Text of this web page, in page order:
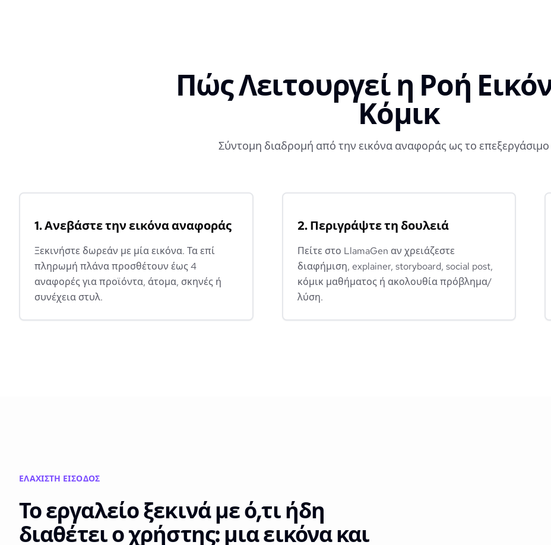
Πώς Λειτουργεί η Ροή
Κόμικ
Σύντομη διαδρομή από την εικόνα αναφοράς ως το επεξεργάσιμο
1. Ανεβάστε την εικόνα αναφοράς
Ξεκινήστε δωρεάν με μία εικόνα. Τα επί
πληρωμή πλάνα προσθέτουν έως 4
αναφορές για προϊόντα, άτομα, σκηνές ή
συνέχεια στυλ.
2. Περιγράψτε τη δουλειά
Πείτε στο LlamaGen αν χρειάζεστε
διαφήμιση, explainer, storyboard, social post,
κόμικ μαθήματος ή ακολουθία πρόβλημα/
λύση.
ΕΛΆΧΙΣΤΗ ΕΊΣΟΔΟΣ
Το εργαλείο ξεκινά με ό,τι ήδη
διαθέτει ο χρήστης: μια εικόνα και